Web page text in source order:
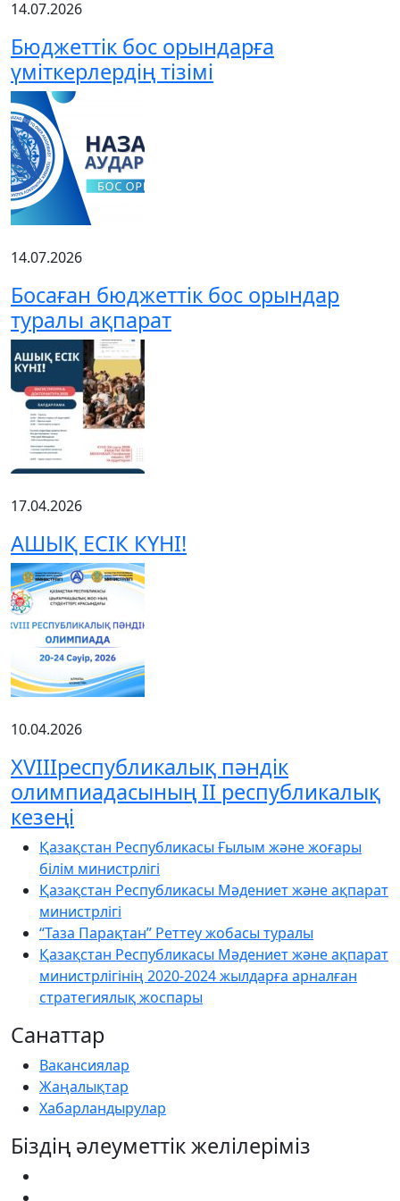
14.07.2026
Бюджеттік бос орындарға
үміткерлердің тізімі
14.07.2026
Босаған бюджеттік бос орындар
туралы ақпарат
17.04.2026
АШЫҚ ЕСІК КҮНІ!
10.04.2026
XVIIIреспубликалық пәндік
олимпиадасының ІІ республикалық
кезеңі
Қазақстан Республикасы Ғылым және жоғары
білім министрлігі
Қазақстан Республикасы Мәдениет және ақпарат
министрлігі
“Таза Парақтан” Реттеу жобасы туралы
Қазақстан Республикасы Мәдениет және ақпарат
министрлігінің 2020-2024 жылдарға арналған
стратегиялық жоспары
Санаттар
Вакансиялар
Жаңалықтар
Хабарландырулар
Біздің әлеуметтік желілеріміз